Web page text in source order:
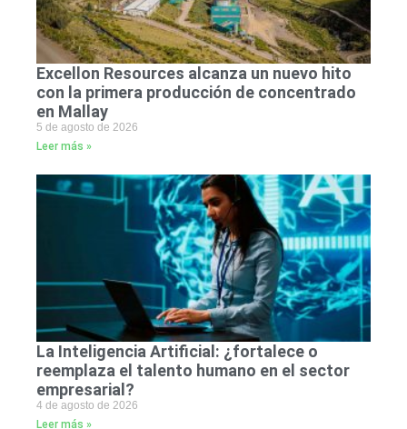
Excellon Resources alcanza un nuevo hito
con la primera producción de concentrado
en Mallay
5 de agosto de 2026
Leer más »
La Inteligencia Artificial: ¿fortalece o
reemplaza el talento humano en el sector
empresarial?
4 de agosto de 2026
Leer más »